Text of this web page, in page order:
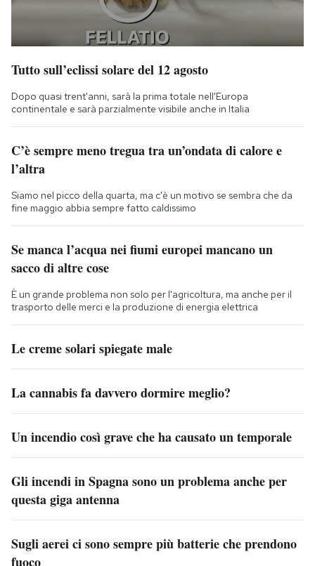
Tutto sull’eclissi solare del 12 agosto
Dopo quasi trent'anni, sarà la prima totale nell'Europa
continentale e sarà parzialmente visibile anche in Italia
C’è sempre meno tregua tra un’ondata di calore e
l’altra
Siamo nel picco della quarta, ma c'è un motivo se sembra che da
fine maggio abbia sempre fatto caldissimo
Se manca l’acqua nei fiumi europei mancano un
sacco di altre cose
È un grande problema non solo per l'agricoltura, ma anche per il
trasporto delle merci e la produzione di energia elettrica
Le creme solari spiegate male
La cannabis fa davvero dormire meglio?
Un incendio così grave che ha causato un temporale
Gli incendi in Spagna sono un problema anche per
questa giga antenna
Sugli aerei ci sono sempre più batterie che prendono
fuoco